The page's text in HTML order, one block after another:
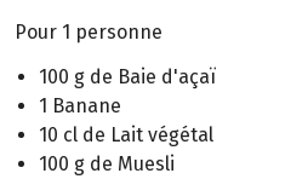
Pour 1 personne
100 g de Baie d'açaï
1 Banane
10 cl de Lait végétal
100 g de Muesli